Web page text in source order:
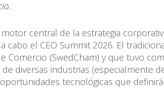
central de la estrategia
cabo el CEO Summit 2026. El
Comercio (SwedCham) y que tuvo
diversas industrias (especialmente
tecnológicas que